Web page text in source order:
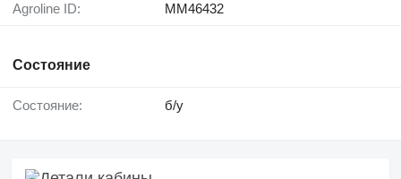
Agroline ID: MM46432
Состояние
Состояние: б/у